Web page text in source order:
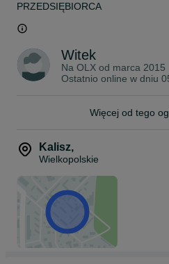
PRZEDSIĘBIORCA
Witek
Na OLX od marca 2015
Ostatnio online w dniu
Więcej od tego
Kalisz,
Wielkopolskie